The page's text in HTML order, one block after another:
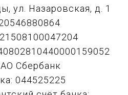
ул. Назаровская, д. 1
Сбербанк
044525225